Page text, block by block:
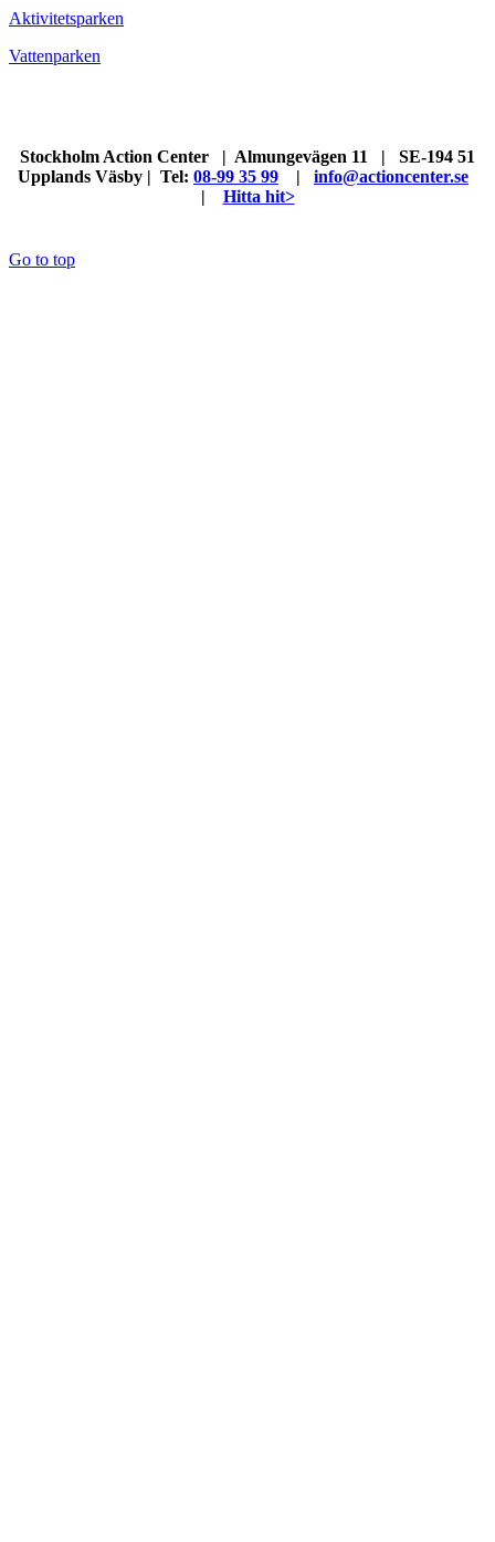
Aktivitetsparken
Vattenparken
Stockholm Action Center | Almungevägen 11 | SE-194 51
Upplands Väsby | Tel: 08-99 35 99 | info@actioncenter.se
| Hitta hit>
Go to top